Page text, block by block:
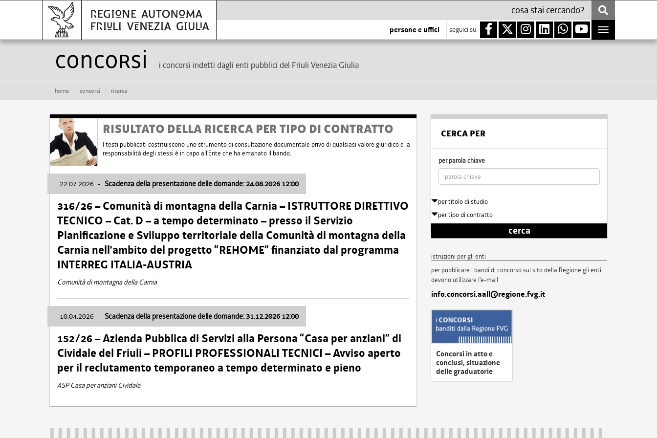
persone e uffici seguici su
Toggle
navigation
Concorsi i concorsi indetti dagli enti pubblici del Friuli Venezia Giulia
home concorsi ricerca
RISULTATO DELLA RICERCA PER TIPO DI CONTRATTO
I testi pubblicati costituiscono uno strumento di consultazione documentale privo di qualsiasi valore giuridico e la
responsabilità degli stessi è in capo all'Ente che ha emanato il bando.
22.07.2026 - Scadenza della presentazione delle domande: 24.08.2026 12:00
316/26 – Comunità di montagna della Carnia – ISTRUTTORE DIRETTIVO
TECNICO – Cat. D – a tempo determinato – presso il Servizio
Pianificazione e Sviluppo territoriale della Comunità di montagna della
Carnia nell’ambito del progetto “REHOME” finanziato dal programma
INTERREG ITALIA-AUSTRIA
Comunità di montagna della Carnia
10.04.2026 - Scadenza della presentazione delle domande: 31.12.2026 12:00
152/26 – Azienda Pubblica di Servizi alla Persona “Casa per anziani” di
Cividale del Friuli – PROFILI PROFESSIONALI TECNICI – Avviso aperto
per il reclutamento temporaneo a tempo determinato e pieno
ASP Casa per anziani Cividale
CERCA PER
per parola chiave
per titolo di studio
per tipo di contratto
cerca
istruzioni per gli enti
per pubblicare i bandi di concorso sul sito della Regione gli enti
devono utilizzare l'e-mail
info.concorsi.aall@regione.fvg.it
Concorsi in atto e
conclusi, situazione
delle graduatorie